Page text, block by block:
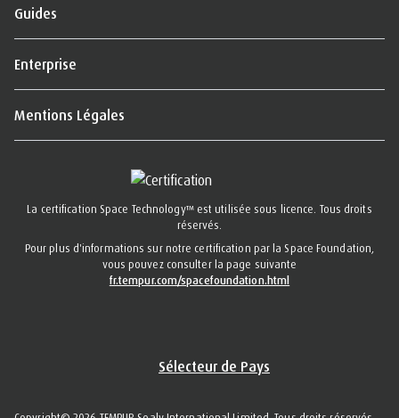
Guides
Enterprise
Mentions Légales
La certification Space Technology™ est utilisée sous licence. Tous droits
réservés.
Pour plus d'informations sur notre certification par la Space Foundation,
vous pouvez consulter la page suivante
fr.tempur.com/spacefoundation.html
Sélecteur de Pays